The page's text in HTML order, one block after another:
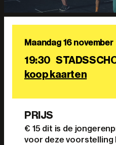
Maandag 16 november
19:30
koop kaarten
PRIJS
€ 15 dit is de
voor deze voorstelling